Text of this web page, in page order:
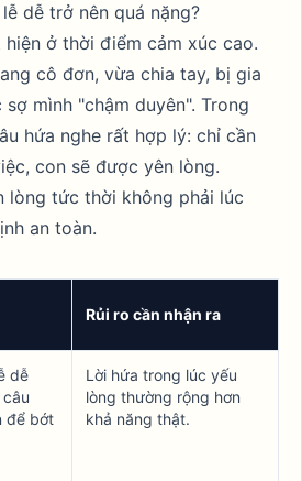
dễ trở nên quá nặng?
ở thời điểm cảm xúc cao.
cô đơn, vừa chia tay, bị gia
mình "chậm duyên". Trong
hứa nghe rất hợp lý: chỉ cần
con sẽ được yên lòng.
lòng tức thời không phải lúc
an toàn.
Rủi ro cần nhận ra
dễ
để bớt
Lời hứa trong lúc yếu
lòng thường rộng hơn
khả năng thật.